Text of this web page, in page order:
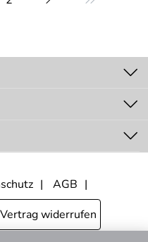
AGB
Vertrag widerrufen